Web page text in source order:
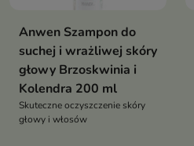
Anwen Szampon do
suchej i wrażliwej skóry
głowy Brzoskwinia i
Kolendra 200 ml
Skuteczne oczyszczenie skóry
głowy i włosów